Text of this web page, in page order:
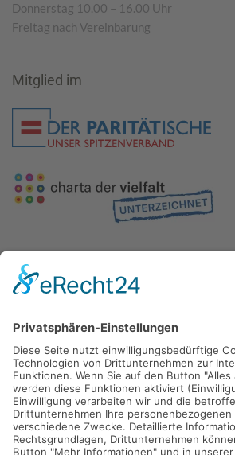
Donnerstag 10.00 – 16.00 Uhr
Freitag nach Vereinbarung
Mitglied im
Gefördert durch die
Freie und Hansestadt Hamburg